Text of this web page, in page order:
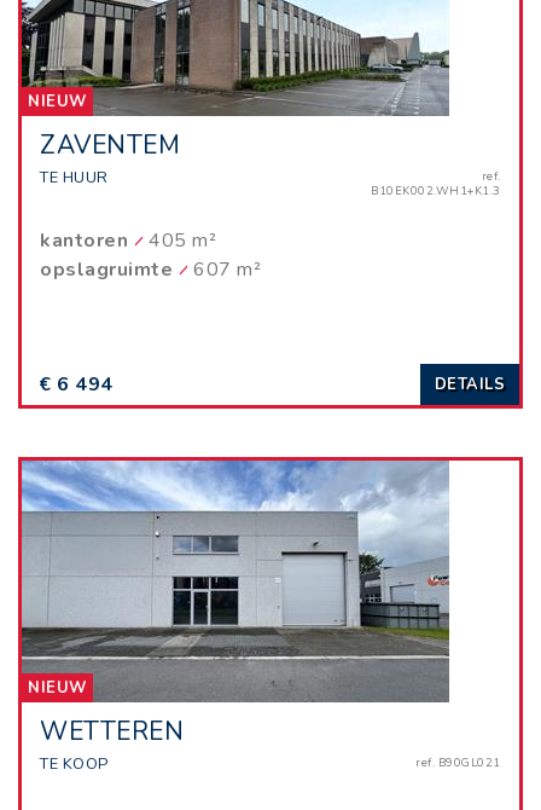
NIEUW
ZAVENTEM
TE HUUR
ref.
B10EK002.WH1+K1.3
kantoren
405 m²
opslagruimte
607 m²
€ 6 494 DETAILS
NIEUW
WETTEREN
TE KOOP ref. B90GL021